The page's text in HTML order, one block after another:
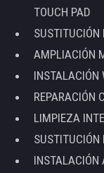
TOUCH PAD
AMPLIACIÓN
INSTALACIÓN
REPARACIÓN
LIMPIEZA
SUSTITUCIÓN
INSTALACIÓN